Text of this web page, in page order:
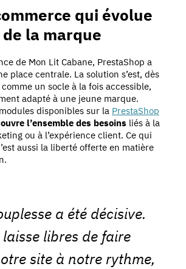
qui évolue
la marque
de Mon Lit Cabane, PrestaShop a
place centrale. La solution s’est, dès
un socle à la fois accessible,
adapté à une jeune marque.
disponibles sur la PrestaShop
l’ensemble des besoins liés à la
ou à l’expérience client. Ce qui
aussi la liberté offerte en matière
a été décisive.
libres de faire
site à notre rythme,